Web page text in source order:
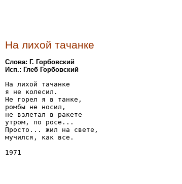
На лихой тачанке
Слова: Г. Горбовский
Исп.: Глеб Горбовский
На лихой тачанке
я не колесил.
Не горел я в танке,
ромбы не носил,
не взлетал в ракете
утром, по росе...
Просто... жил на свете,
мучился, как все.